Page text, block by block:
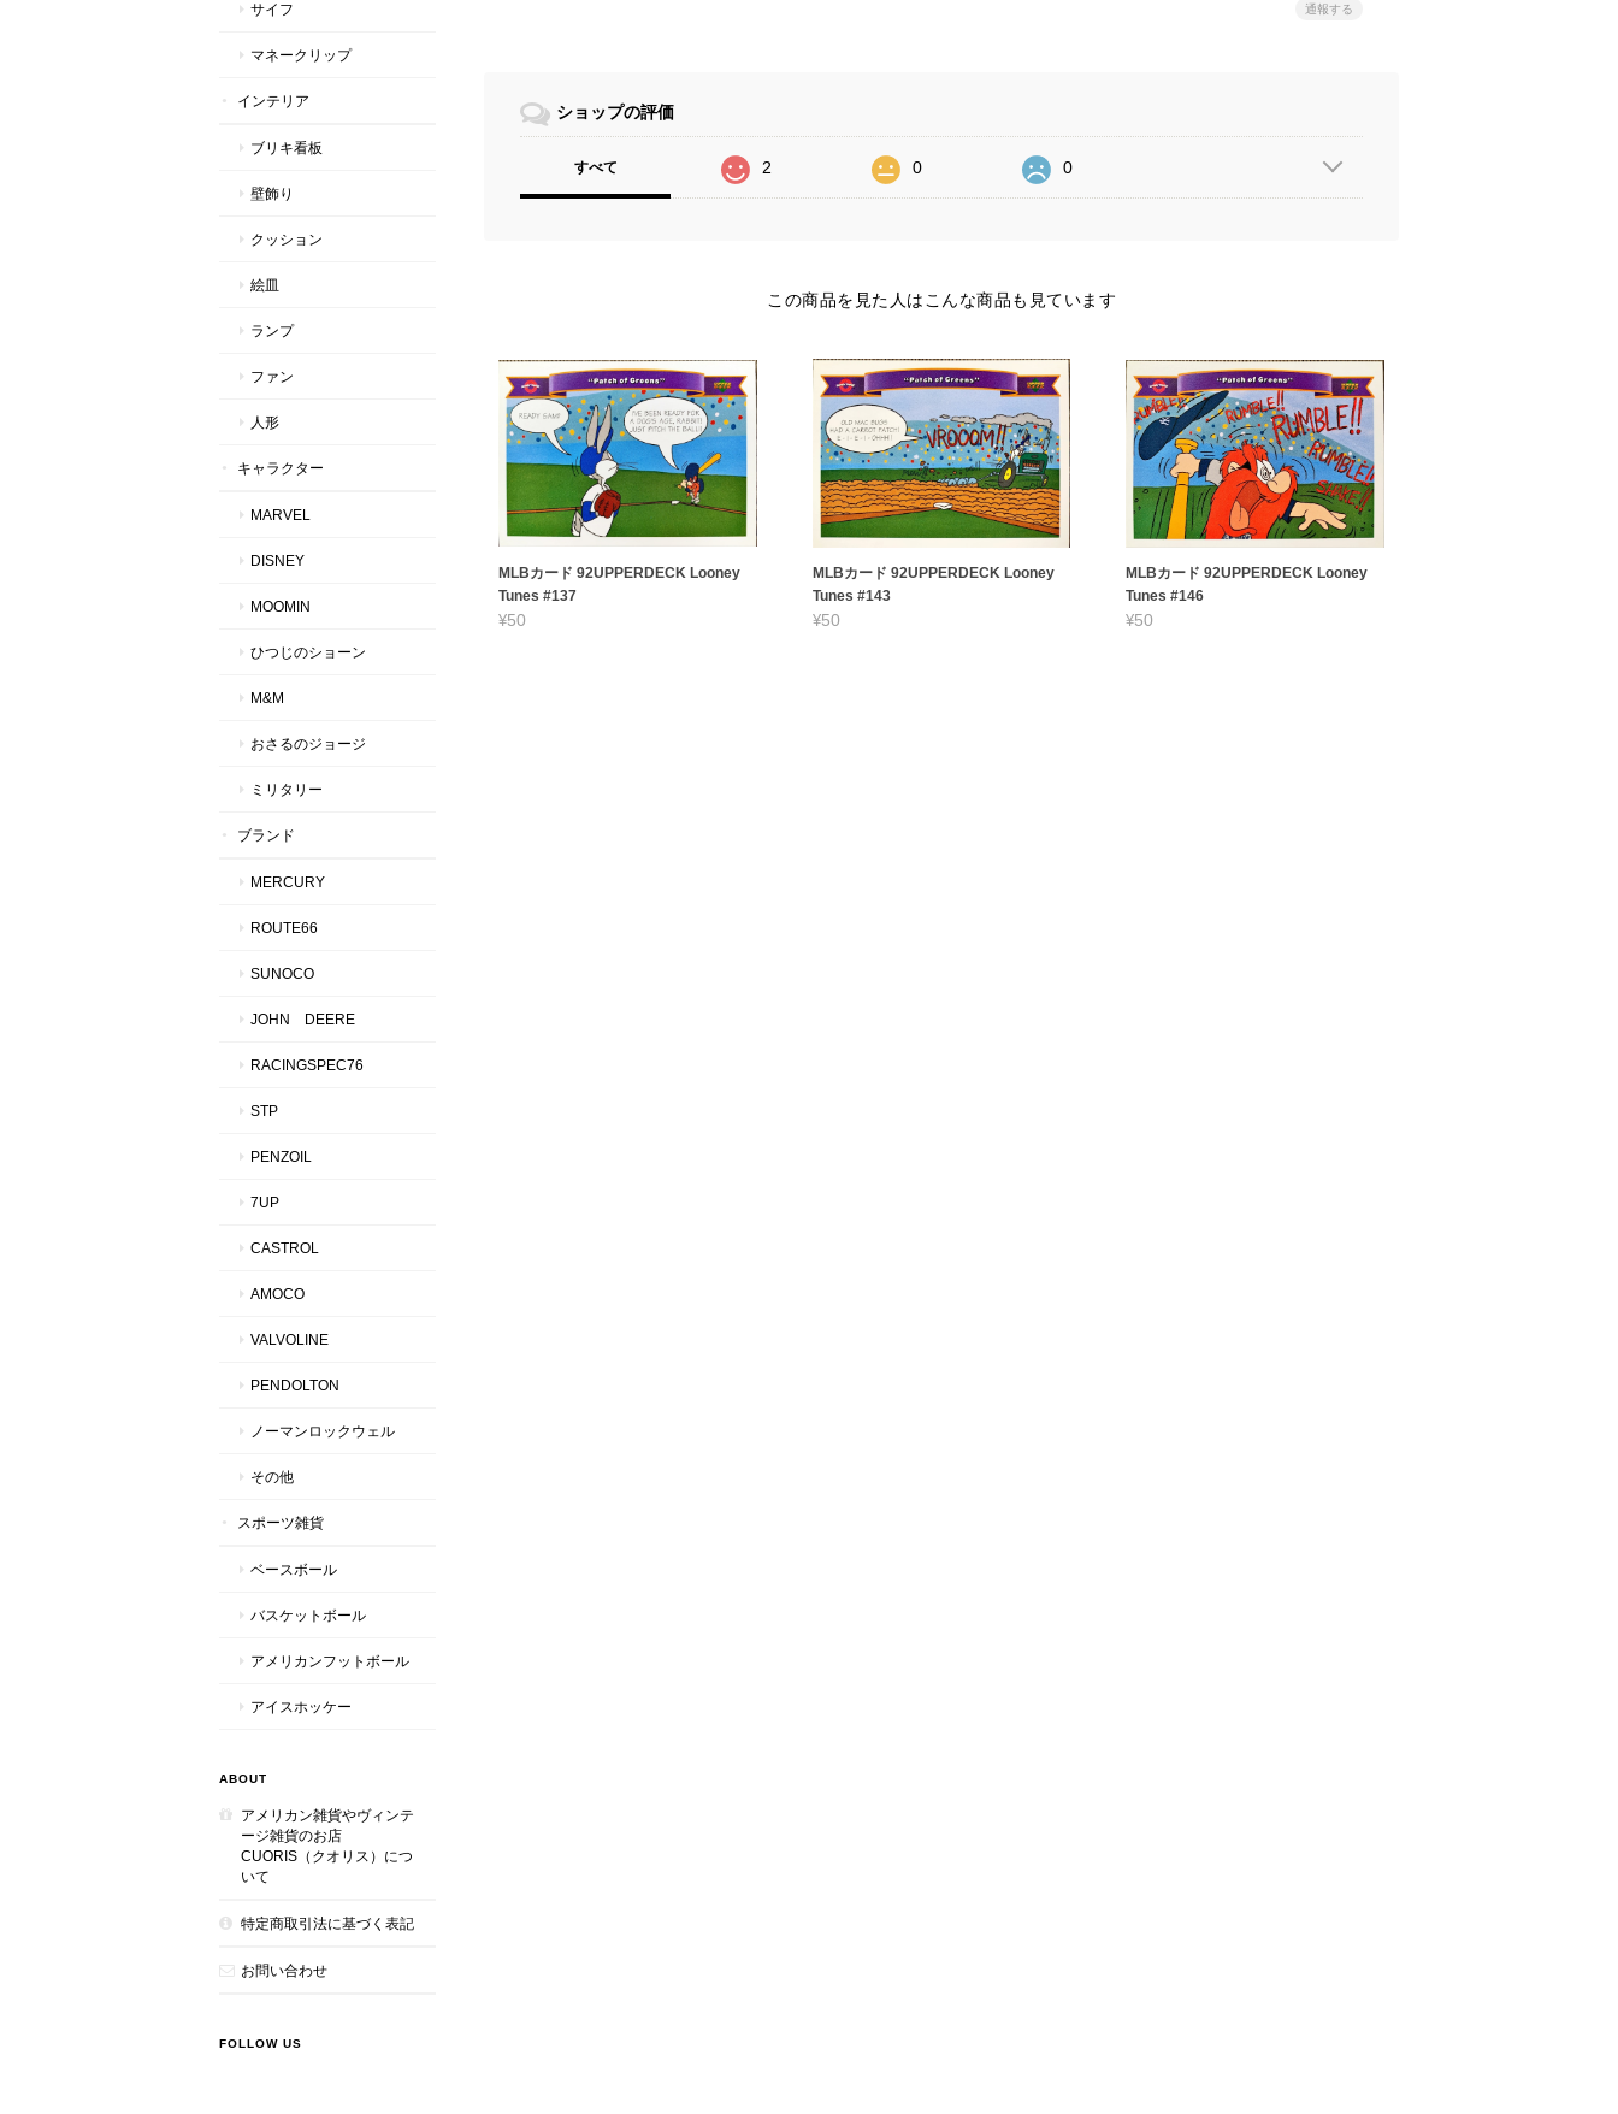
通報する
ショップの評価
すべて 2 0 0
この商品を見た人はこんな商品も見ています
MLBカード 92UPPERDECK Looney
Tunes #137
¥50
MLBカード 92UPPERDECK Looney
Tunes #143
¥50
MLBカード 92UPPERDECK Looney
Tunes #146
¥50
サイフ
マネークリップ
インテリア
ブリキ看板
壁飾り
クッション
絵皿
ランプ
ファン
人形
キャラクター
MARVEL
DISNEY
MOOMIN
ひつじのショーン
M&M
おさるのジョージ
ミリタリー
ブランド
MERCURY
ROUTE66
SUNOCO
JOHN DEERE
RACINGSPEC76
STP
PENZOIL
7UP
CASTROL
AMOCO
VALVOLINE
PENDOLTON
ノーマンロックウェル
その他
スポーツ雑貨
ベースボール
バスケットボール
アメリカンフットボール
アイスホッケー
ABOUT
アメリカン雑貨やヴィンテ
ージ雑貨のお店
CUORIS（クオリス）につ
いて
特定商取引法に基づく表記
お問い合わせ
FOLLOW US